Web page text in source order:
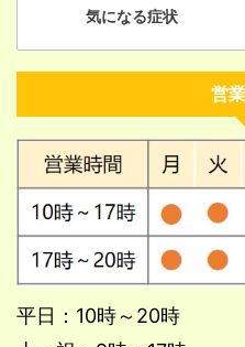
気になる症状
営
平日：10時～20時